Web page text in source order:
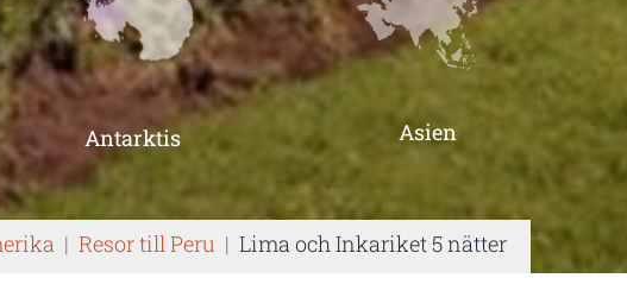
Antarktis Asien
| Resor till Peru | Lima och Inkariket 5 nätter